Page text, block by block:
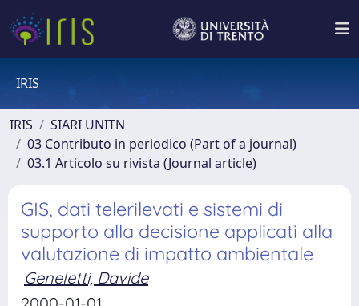
IRIS
IRIS
SIARI UNITN
03 Contributo in periodico (Part of a journal)
03.1 Articolo su rivista (Journal article)
GIS, dati telerilevati e sistemi di
supporto alla decisione applicati alla
valutazione di impatto ambientale
Geneletti, Davide